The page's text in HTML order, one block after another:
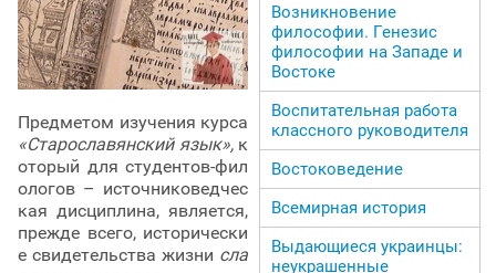
Предметом изучения курса
«Старославянский язык»,к
оторый для студентов-фил
ологов – источниковедчес
кая дисциплина, является,
прежде всего, исторически
е свидетельства жизни сла
Возникновение
философии. Генезис
философии на Западе и
Востоке
Воспитательная работа
классного руководителя
Востоковедение
Всемирная история
Выдающиеся украинцы:
неукрашенные